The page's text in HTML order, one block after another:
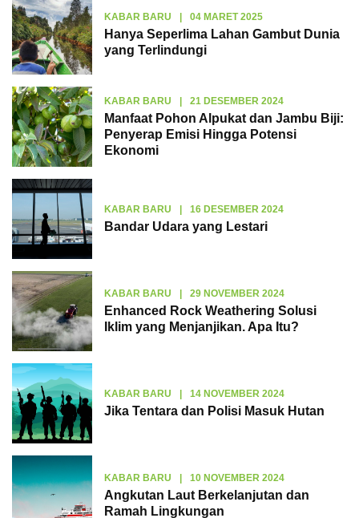
KABAR BARU | 04 MARET 2025
Hanya Seperlima Lahan Gambut Dunia
yang Terlindungi
KABAR BARU | 21 DESEMBER 2024
Manfaat Pohon Alpukat dan Jambu Biji:
Penyerap Emisi Hingga Potensi
Ekonomi
KABAR BARU | 16 DESEMBER 2024
Bandar Udara yang Lestari
KABAR BARU | 29 NOVEMBER 2024
Enhanced Rock Weathering Solusi
Iklim yang Menjanjikan. Apa Itu?
KABAR BARU | 14 NOVEMBER 2024
Jika Tentara dan Polisi Masuk Hutan
KABAR BARU | 10 NOVEMBER 2024
Angkutan Laut Berkelanjutan dan
Ramah Lingkungan